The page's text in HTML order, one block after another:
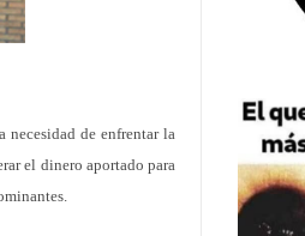
necesidad de enfrentar la
el dinero aportado para